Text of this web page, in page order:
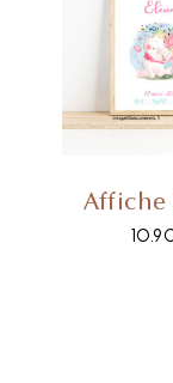
Affiche